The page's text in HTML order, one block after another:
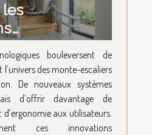
elles les
?
bouleversent de
des monte-escaliers
De nouveaux systèmes
d’offrir davantage de
aux utilisateurs.
ces innovations